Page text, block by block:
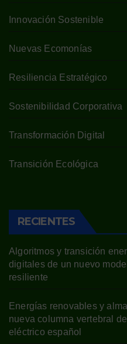
Innovación Sostenible
Nuevas Ecomonías
Resiliencia Estratégico
Sostenibilidad Corporativa
Transformación Digital
Transición Ecológica
RECIENTES
Algoritmos y transición
digitales de un nuevo
resiliente
Energías renovables y
nueva columna vertebral
eléctrico español